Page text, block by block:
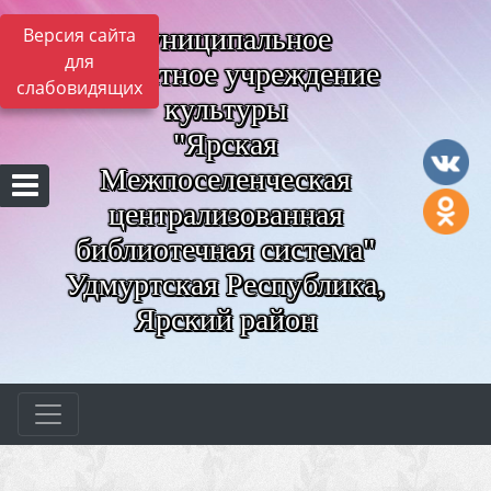
Версия сайта
для
слабовидящих
Муниципальное
бюджетное учреждение
культуры
"Ярская
Межпоселенческая
централизованная
библиотечная система"
Удмуртская Республика,
Ярский район